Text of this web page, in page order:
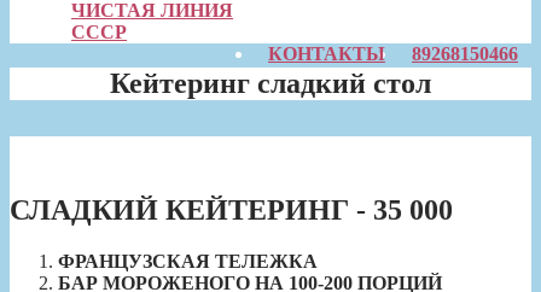
ЧИСТАЯ ЛИНИЯ
СССР
89268150466
КОНТАКТЫ
Кейтеринг сладкий стол
СЛАДКИЙ КЕЙТЕРИНГ - 35 000
ФРАНЦУЗСКАЯ ТЕЛЕЖКА
БАР МОРОЖЕНОГО НА 100-200 ПОРЦИЙ